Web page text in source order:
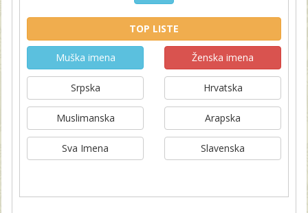
TOP LISTE
Muška imena Ženska imena
Srpska Hrvatska
Muslimanska Arapska
Sva Imena Slavenska